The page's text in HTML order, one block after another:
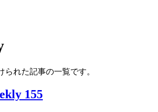
られた記事の一覧です。
155